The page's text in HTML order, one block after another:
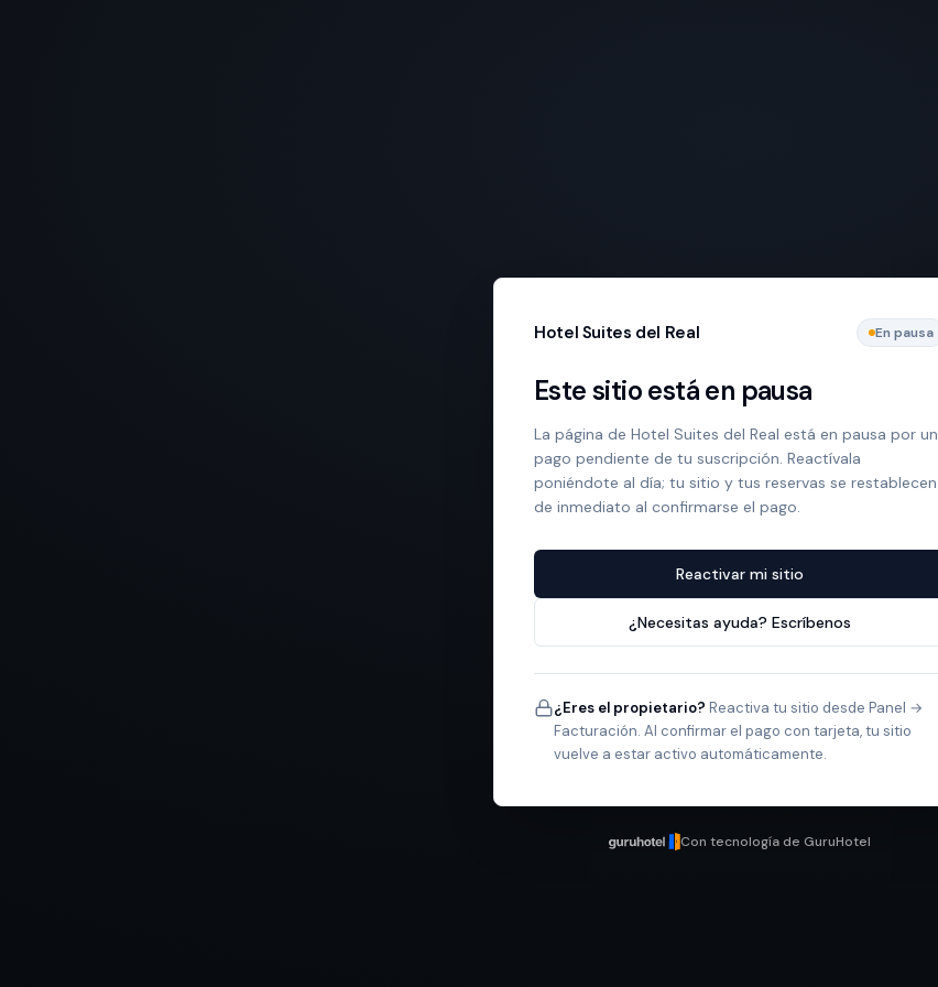
Hotel Suites del Real En pausa
Este sitio está en pausa
La página de Hotel Suites del Real está en pausa por un
pago pendiente de tu suscripción. Reactívala
poniéndote al día; tu sitio y tus reservas se restablecen
de inmediato al confirmarse el pago.
Reactivar mi sitio
¿Necesitas ayuda? Escríbenos
¿Eres el propietario? Reactiva tu sitio desde Panel →
Facturación. Al confirmar el pago con tarjeta, tu sitio
vuelve a estar activo automáticamente.
Con tecnología de GuruHotel